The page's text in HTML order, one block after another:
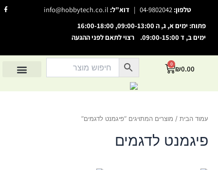
visibility_off השבת את ההבזקים
סמן כותרות
צבע רקע
zoom_out זום (הקטנה)
add_circle_outline הגדלת גופן
טלפון: 04-9802042
| דוא”ל: info@hobbytech.co.il
F
a
פתוח: ימים א, ג, ה 09:00-13:00, 16:00-18:00
ימים ב, ד 09:00-15:00. רצוי לתאם לפני ההגעה
₪0.00
0
עגלת
עמוד הבית / מוצרים המתויגים “פיגמנט לדגמים”
פיגמנט לדגמים